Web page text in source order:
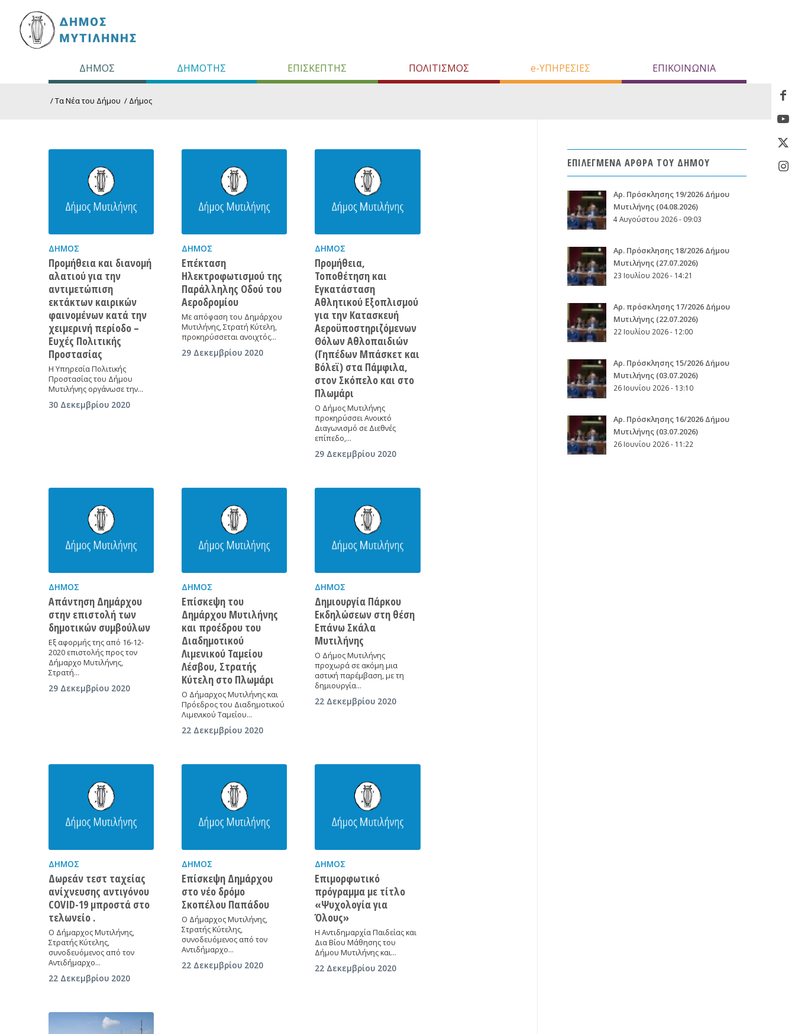
ΔΗΜΟΣ ΔΗΜΟΤΗΣ ΕΠΙΣΚΕΠΤΗΣ ΠΟΛΙΤΙΣΜΟΣ e-ΥΠΗΡΕΣΙΕΣ ΕΠΙΚΟΙΝΩΝΙΑ
/Τα Νέα του Δήμου / Δήμος
ΔΉΜΟΣ
Προμήθεια και διανομή
αλατιού για την
αντιμετώπιση
εκτάκτων καιρικών
φαινομένων κατά την
χειμερινή περίοδο –
Ευχές Πολιτικής
Προστασίας
Η Υπηρεσία Πολιτικής
Προστασίας του Δήμου
Μυτιλήνης οργάνωσε την…
30 Δεκεμβρίου 2020
ΔΉΜΟΣ
Επέκταση
Ηλεκτροφωτισμού της
Παράλληλης Οδού του
Αεροδρομίου
Με απόφαση του Δημάρχου
Μυτιλήνης, Στρατή Κύτελη,
προκηρύσσεται ανοιχτός…
29 Δεκεμβρίου 2020
ΔΉΜΟΣ
Προμήθεια,
Τοποθέτηση και
Εγκατάσταση
Αθλητικού Εξοπλισμού
για την Κατασκευή
Αεροϋποστηριζόμενων
Θόλων Αθλοπαιδιών
(Γηπέδων Μπάσκετ και
Βόλεϊ) στα Πάμφιλα,
στον Σκόπελο και στο
Πλωμάρι
Ο Δήμος Μυτιλήνης
προκηρύσσει Ανοικτό
Διαγωνισμό σε Διεθνές
επίπεδο,…
29 Δεκεμβρίου 2020
ΔΉΜΟΣ
Απάντηση Δημάρχου
στην επιστολή των
δημοτικών συμβούλων
Eξ αφορμής της από 16-12-
2020 επιστολής προς τον
Δήμαρχο Μυτιλήνης,
Στρατή…
29 Δεκεμβρίου 2020
ΔΉΜΟΣ
Επίσκεψη του
Δημάρχου Μυτιλήνης
και προέδρου του
Διαδημοτικού
Λιμενικού Ταμείου
Λέσβου, Στρατής
Κύτελη στο Πλωμάρι
Ο Δήμαρχος Μυτιλήνης και
Πρόεδρος του Διαδημοτικού
Λιμενικού Ταμείου…
22 Δεκεμβρίου 2020
ΔΉΜΟΣ
Δημιουργία Πάρκου
Εκδηλώσεων στη θέση
Επάνω Σκάλα
Μυτιλήνης
Ο Δήμος Μυτιλήνης
προχωρά σε ακόμη μια
αστική παρέμβαση, με τη
δημιουργία…
22 Δεκεμβρίου 2020
ΔΉΜΟΣ
Δωρεάν τεστ ταχείας
ανίχνευσης αντιγόνου
COVID-19 μπροστά στο
τελωνείο .
Ο Δήμαρχος Μυτιλήνης,
Στρατής Κύτελης,
συνοδευόμενος από τον
Αντιδήμαρχο…
22 Δεκεμβρίου 2020
ΔΉΜΟΣ
Επίσκεψη Δημάρχου
στο νέο δρόμο
Σκοπέλου Παπάδου
Ο Δήμαρχος Μυτιλήνης,
Στρατής Κύτελης,
συνοδευόμενος από τον
Αντιδήμαρχο…
22 Δεκεμβρίου 2020
ΔΉΜΟΣ
Επιμορφωτικό
πρόγραμμα με τίτλο
«Ψυχολογία για
Όλους»
Η Αντιδημαρχία Παιδείας και
Δια Βίου Μάθησης του
Δήμου Μυτιλήνης και…
22 Δεκεμβρίου 2020
ΕΠΙΛΕΓΜΕΝΑ ΑΡΘΡΑ ΤΟΥ ΔΗΜΟΥ
Aρ. Πρόσκλησης 19/2026 Δήμου
Μυτιλήνης (04.08.2026)
4 Αυγούστου 2026 - 09:03
Aρ. Πρόσκλησης 18/2026 Δήμου
Μυτιλήνης (27.07.2026)
23 Ιουλίου 2026 - 14:21
Αρ. πρόσκλησης 17/2026 Δήμου
Μυτιλήνης (22.07.2026)
22 Ιουλίου 2026 - 12:00
Aρ. Πρόσκλησης 15/2026 Δήμου
Μυτιλήνης (03.07.2026)
26 Ιουνίου 2026 - 13:10
Aρ. Πρόσκλησης 16/2026 Δήμου
Μυτιλήνης (03.07.2026)
26 Ιουνίου 2026 - 11:22